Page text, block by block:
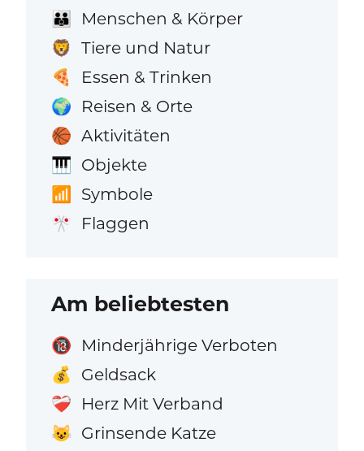
👪 Menschen & Körper
🦁 Tiere und Natur
🍕 Essen & Trinken
🌍 Reisen & Orte
🏀 Aktivitäten
🎹 Objekte
📶 Symbole
🎌 Flaggen
Am beliebtesten
🔞 Minderjährige Verboten
💰 Geldsack
❤️‍🩹 Herz Mit Verband
😺 Grinsende Katze